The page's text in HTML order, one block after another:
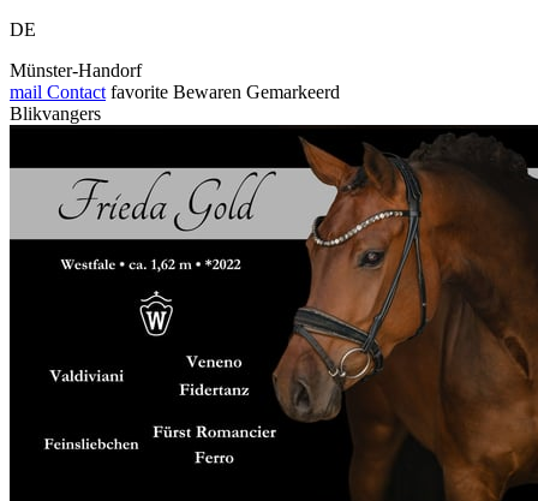
DE
Münster-Handorf
mail Contact favorite Bewaren Gemarkeerd
Blikvangers